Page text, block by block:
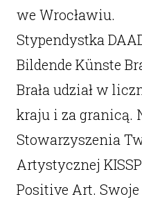
we Wrocławiu.
Stypendystka
Bildende Künste
Brała udział w
kraju i za granicą.
Stowarzyszenia
Artystycznej
Positive Art. Swoje